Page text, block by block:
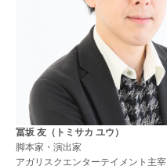
冨坂 友（トミサカ ユウ）
脚本家・演出家
アガリスクエンターテイメント主宰